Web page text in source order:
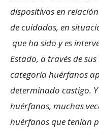
dispositivos en
de cuidados, en
que ha sido y es
Estado, a través de
categoría huérfanos
determinado castigo.
huérfanos, muchas
huérfanos que tenían